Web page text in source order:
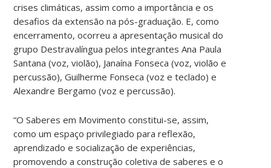
crises climáticas, assim como a importância e os
desafios da extensão na pós-graduação. E, como
encerramento, ocorreu a apresentação musical do
grupo Destravalíngua pelos integrantes Ana Paula
Santana (voz, violão), Janaína Fonseca (voz, violão e
percussão), Guilherme Fonseca (voz e teclado) e
Alexandre Bergamo (voz e percussão).
“O Saberes em Movimento constitui-se, assim,
como um espaço privilegiado para reflexão,
aprendizado e socialização de experiências,
promovendo a construção coletiva de saberes e o